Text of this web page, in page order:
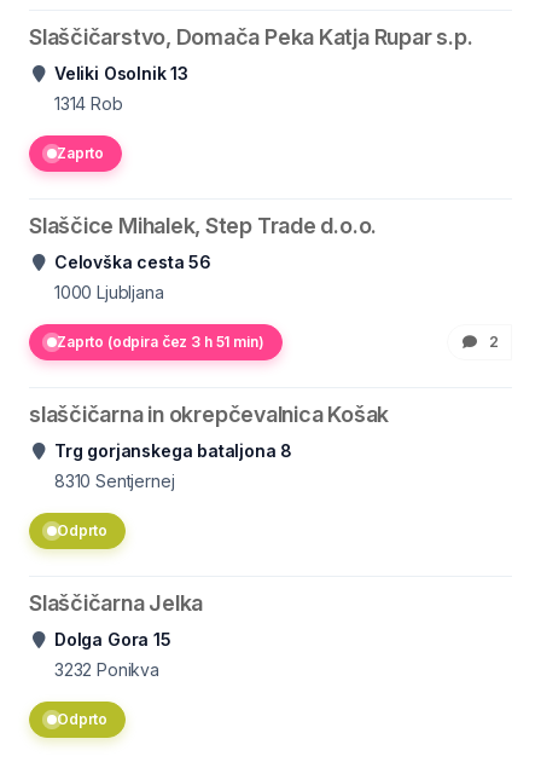
Slaščičarstvo, Domača Peka Katja Rupar s.p.
Veliki Osolnik 13
1314 Rob
Zaprto
Slaščice Mihalek, Step Trade d.o.o.
Celovška cesta 56
1000 Ljubljana
Zaprto (odpira čez 3 h 51 min) 2
slaščičarna in okrepčevalnica Košak
Trg gorjanskega bataljona 8
8310 Sentjernej
Odprto
Slaščičarna Jelka
Dolga Gora 15
3232 Ponikva
Odprto